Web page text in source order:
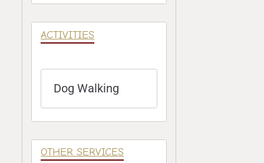
ACTIVITIES
Dog Walking
OTHER SERVICES